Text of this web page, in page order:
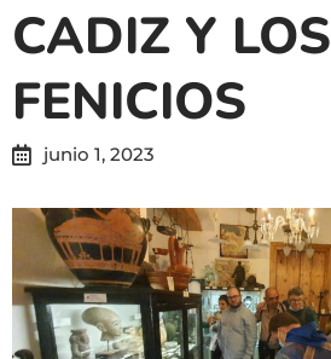
CADIZ Y LOS
FENICIOS
junio 1, 2023